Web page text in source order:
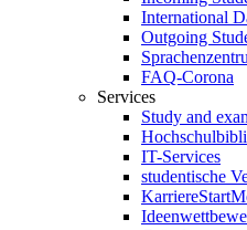
International
Outgoing
FAQ-Corona
Services
Study and
IT-Services
studentische